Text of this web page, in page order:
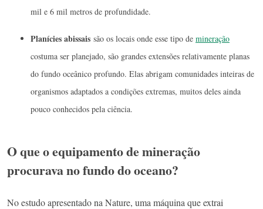
mil e 6 mil metros de profundidade.
Planícies abissais são os locais onde esse tipo de mineração
costuma ser planejado, são grandes extensões relativamente planas
do fundo oceânico profundo. Elas abrigam comunidades inteiras de
organismos adaptados a condições extremas, muitos deles ainda
pouco conhecidos pela ciência.
O que o equipamento de mineração
procurava no fundo do oceano?
No estudo apresentado na Nature, uma máquina que extrai